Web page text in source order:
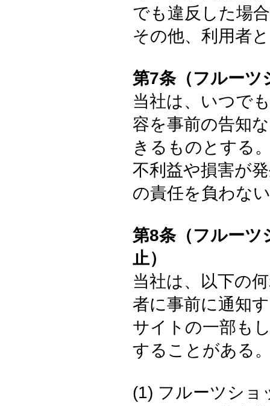
でも違反した場合
その他、利用者
第7条（フルーツ
当社は、いつで
容を事前の告知
きるものとする
不利益や損害が
の責任を負わな
第8条（フルーツ
止）
当社は、以下の
者に事前に通知
サイトの一部も
することがある
(1) フルーツショ